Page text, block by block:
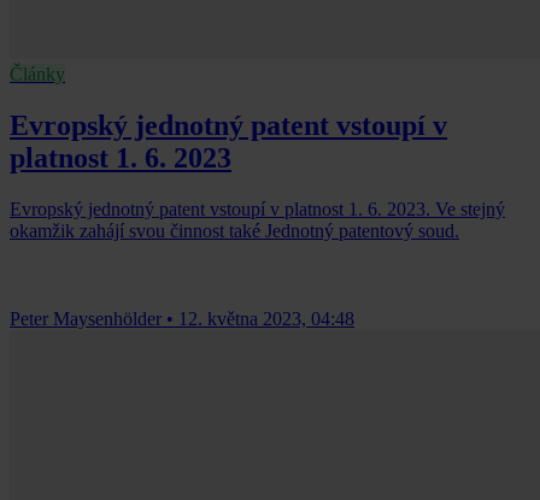
Články
Evropský jednotný patent vstoupí v
platnost 1. 6. 2023
Evropský jednotný patent vstoupí v platnost 1. 6. 2023. Ve stejný
okamžik zahájí svou činnost také Jednotný patentový soud.
Peter Maysenhölder • 12. května 2023, 04:48